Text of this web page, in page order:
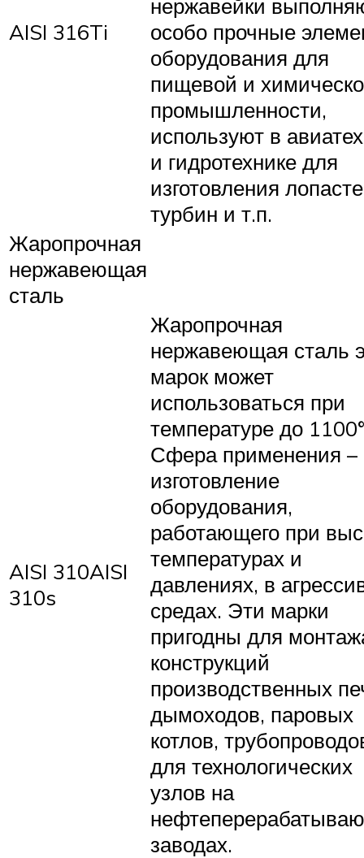
AISI 316Ti
нержавейки
особо прочные
оборудования для
пищевой и
промышленности,
используют в
и гидротехнике для
изготовления
турбин и т.п.
Жаропрочная
нержавеющая
сталь
AISI 310AISI
310s
Жаропрочная
нержавеющая сталь
марок может
использоваться при
температуре до
Сфера применения –
изготовление
оборудования,
работающего при
температурах и
давлениях, в
средах. Эти марки
пригодны для
конструкций
производственных
дымоходов, паровых
котлов,
для технологических
узлов на
заводах.